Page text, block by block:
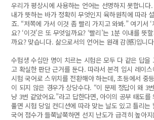
우리가 평상시에 사용하는 언어는 선명하지 못합니다
내가 뜻하는 바가 정확히 무엇인지 육하원칙에 따라
죠. “저쪽에 가서 이것 좀 빨리 가지고 와봐.” 여기서
요? ‘이것’은 또 무엇일까요? ‘빨리’는 1분 이내를 뜻
까요? 맞습니다. 삶으로서의 언어는 원래 감(感)입니
수험생 수십만 명이 치르는 시험은 모두 다 같은 답을
고 확실한 판단 근거를 둔다. 따라서 본격 입시 레이
시험 국어로 스위치를 전환해야 하는데, 초등에서 중
이 되지 않은 경우가 상당수다. “이 문제 정답이 왜 3
냥 3번 같았어요.”라고 답한다면, 아이의 공부 태도를
풀면 시험 당일 컨디션에 따라 맞는 날도 있고 틀리는
국어 점수가 들쭉날쭉하면 선지 난도가 급격히 높아